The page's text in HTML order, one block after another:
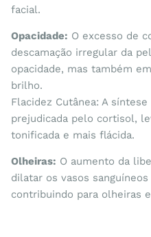
facial.
Opacidade: O excesso de
descamação irregular da
opacidade, mas também
brilho.
Flacidez Cutânea: A
prejudicada pelo cortisol,
tonificada e mais flácida.
Olheiras: O aumento da
dilatar os vasos
contribuindo para olheiras